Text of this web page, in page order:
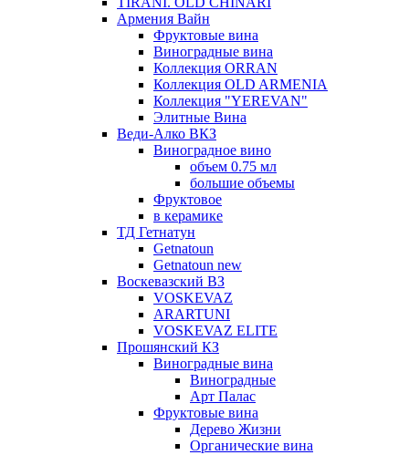
Армения Вайн
Фруктовые вина
Виноградные вина
Коллекция ORRAN
Коллекция OLD ARMENIA
Коллекция "YEREVAN"
Элитные Вина
Веди-Алко ВКЗ
Виноградное вино
объем 0.75 мл
большие объемы
Фруктовое
в керамике
ТД Гетнатун
Getnatoun
Getnatoun new
Воскевазский ВЗ
VOSKEVAZ
ARARTUNI
VOSKEVAZ ELITE
Прошянский КЗ
Виноградные вина
Виноградные
Арт Палас
Фруктовые вина
Дерево Жизни
Органические вина